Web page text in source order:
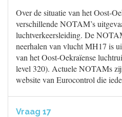
Over de situatie van het Oost-
verschillende NOTAM’s
luchtverkeersleiding. De
neerhalen van vlucht MH17 is
van het Oost-Oekraïense
level 320). Actuele NOTAMs
website van Eurocontrol die
Vraag 17